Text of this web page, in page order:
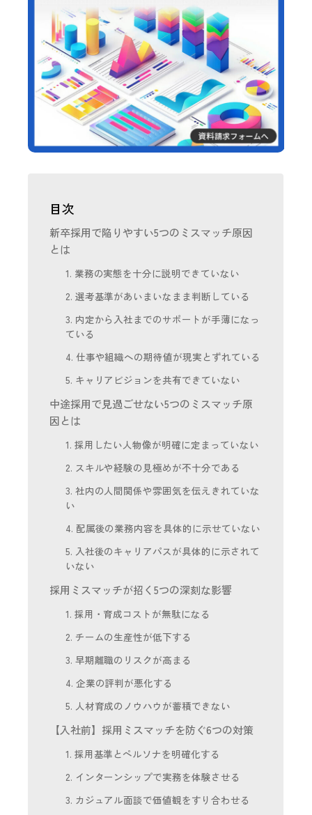
目次
新卒採用で陥りやすい5つのミスマッチ原因
とは
1. 業務の実態を十分に説明できていない
2. 選考基準があいまいなまま判断している
3. 内定から入社までのサポートが手薄になっ
ている
4. 仕事や組織への期待値が現実とずれている
5. キャリアビジョンを共有できていない
中途採用で見過ごせない5つのミスマッチ原
因とは
1. 採用したい人物像が明確に定まっていない
2. スキルや経験の見極めが不十分である
3. 社内の人間関係や雰囲気を伝えきれていな
い
4. 配属後の業務内容を具体的に示せていない
5. 入社後のキャリアパスが具体的に示されて
いない
採用ミスマッチが招く5つの深刻な影響
1. 採用・育成コストが無駄になる
2. チームの生産性が低下する
3. 早期離職のリスクが高まる
4. 企業の評判が悪化する
5. 人材育成のノウハウが蓄積できない
【入社前】採用ミスマッチを防ぐ6つの対策
1. 採用基準とペルソナを明確化する
2. インターンシップで実務を体験させる
3. カジュアル面談で価値観をすり合わせる